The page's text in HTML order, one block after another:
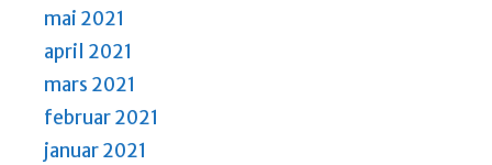
mai 2021
april 2021
mars 2021
februar 2021
januar 2021